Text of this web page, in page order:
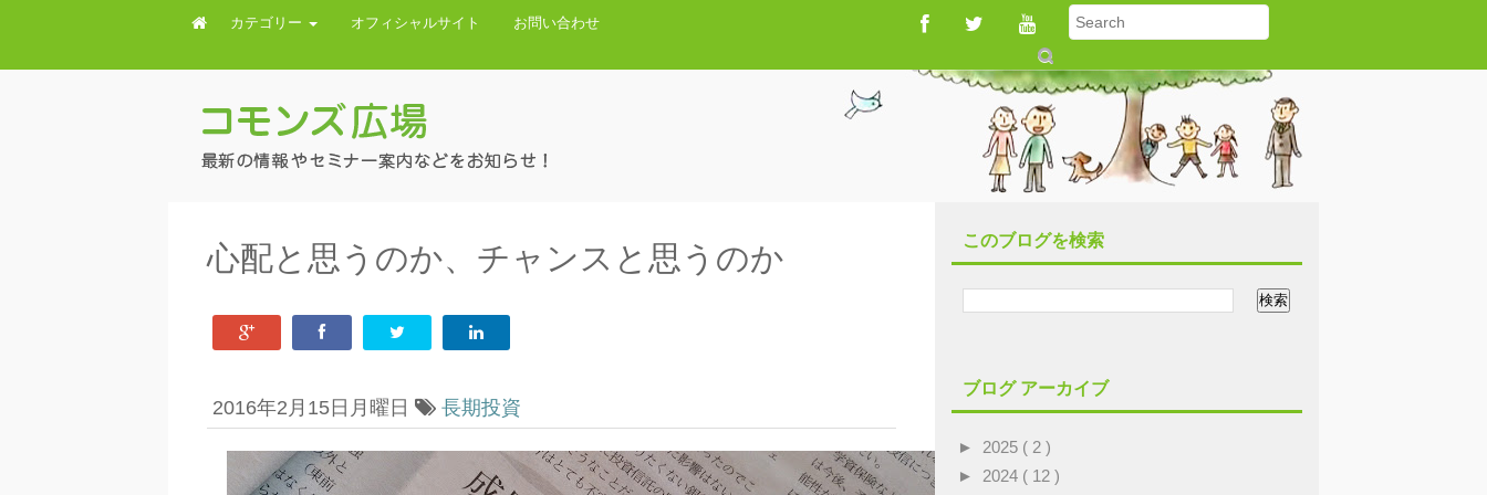
カテゴリー オフィシャルサイト お問い合わせ
S
u
b
m
it
心配と思うのか、チャンスと思うのか
2016年2月15日月曜日 長期投資
このブログを検索
ブログ アーカイブ
► 2025 ( 2 )
► 2024 ( 12 )